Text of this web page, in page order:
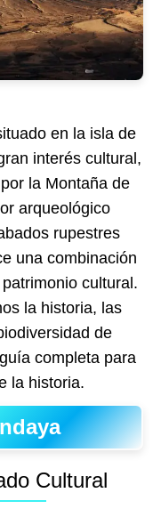
en la isla de
interés cultural,
la Montaña de
arqueológico
rupestres
una combinación
cultural.
la historia, las
de
completa para
la historia.
Cultural